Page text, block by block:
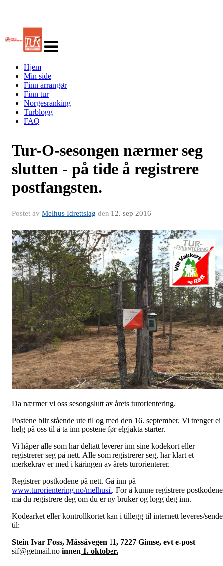
navigasjon
Hjem
Min side
Finn arrangør
Finn tur
Norgesranking
Turblogg
FAQ
Tur-O-sesongen nærmer seg
slutten - på tide å registrere
postfangsten.
Postet av Melhus Idrettslag den 12. sep 2016
Da nærmer vi oss sesongslutt av årets turorientering.
Postene blir stående ute til og med den 16. september. Vi trenger ei
helg på oss til å ta inn postene før elgjakta starter.
Vi håper alle som har deltatt leverer inn sine kodekort eller
registrerer seg på nett. Alle som registrerer seg, har klart et
merkekrav er med i kåringen av årets turorienterer.
Registrer postkodene på nett. Gå inn på
www.turorientering.no/melhusil. For å kunne registrere postkodene
må du registrere deg om du er ny bruker og logg deg inn.
Kodearket eller kontrollkortet kan i tillegg til internett leveres/
til:
Stein Ivar Foss, Måssåvegen 11, 7227 Gimse, evt e-post
sif@getmail.no innen 1. oktober.